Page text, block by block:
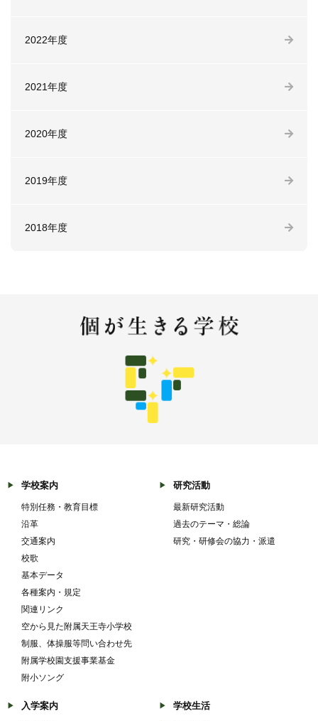
2022年度
2021年度
2020年度
2019年度
2018年度
学校案内
特別任務・教育目標
沿革
交通案内
校歌
基本データ
各種案内・規定
関連リンク
空から見た附属天王寺小学校
制服、体操服等問い合わせ先
附属学校園支援事業基金
附小ソング
研究活動
最新研究活動
過去のテーマ・総論
研究・研修会の協力・派遣
入学案内 学校生活